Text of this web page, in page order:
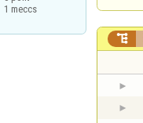
1 meccs
